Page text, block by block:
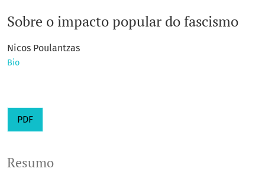
Sobre o impacto popular do fascismo
Nicos Poulantzas
Bio
PDF
Resumo